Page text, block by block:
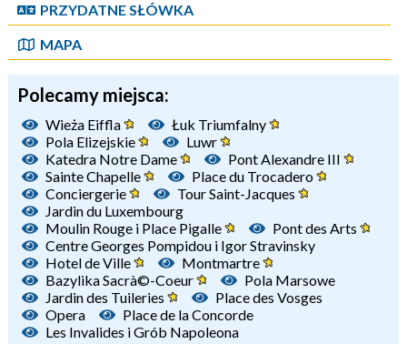
PRZYDATNE SŁÓWKA
MAPA
Polecamy miejsca:
Wieża Eiffla
Łuk Triumfalny
Pola Elizejskie
Luwr
Katedra Notre Dame
Pont Alexandre III
Sainte Chapelle
Place du Trocadero
Conciergerie
Tour Saint-Jacques
Jardin du Luxembourg
Moulin Rouge i Place Pigalle
Pont des Arts
Centre Georges Pompidou i Igor Stravinsky
Hotel de Ville
Montmartre
Bazylika Sacrà©-Coeur
Pola Marsowe
Jardin des Tuileries
Place des Vosges
Opera
Place de la Concorde
Les Invalides i Grób Napoleona